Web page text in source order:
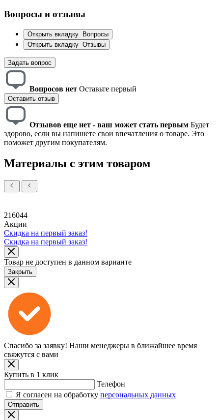
Вопросы и отзывы
Открыть вкладку
Вопросы
Открыть вкладку Отзывы
Задать вопрос
Вопросов нет Оставьте первый
Оставить отзыв
Отзывов еще нет - ваш может стать первым Будет
здорово, если вы напишете свои впечатления о товаре. Это
поможет другим покупателям.
Материалы с этим товаром
216044
Акции
Скидка на первый заказ!
Скидка на первый заказ!
Товар не доступен в данном варианте
Закрыть
Спасибо за заявку! Наши менеджеры в ближайшее время
свяжутся с вами
Купить в 1 клик
Телефон
Я согласен на обработку персональных данных
Отправить